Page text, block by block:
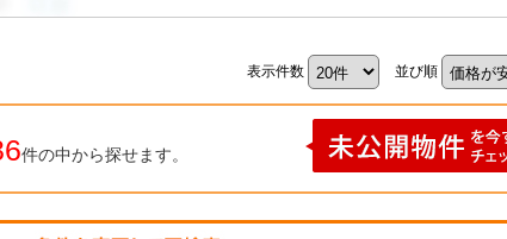
表示件数 並び順
件の中から探せます。